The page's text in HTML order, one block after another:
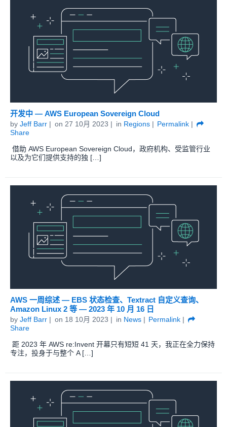
开发中 — AWS European Sovereign Cloud
by Jeff Barr on 27 10月 2023 in Regions
Permalink
Share
借助 AWS European Sovereign Cloud，政府机构、受监管行业
以及为它们提供支持的独 […]
AWS 一周综述 — EBS 状态检查、Textract 自定义查询、
Amazon Linux 2 等 — 2023 年 10 月 16 日
by Jeff Barr on 18 10月 2023 in News
Permalink
Share
距 2023 年 AWS re:Invent 开幕只有短短 41 天，我正在全力保持
专注，投身于与整个 A […]